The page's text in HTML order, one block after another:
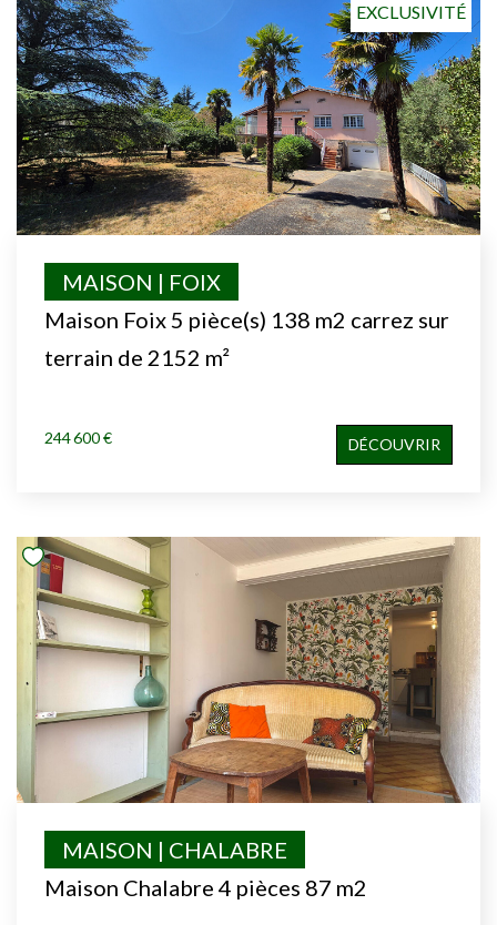
EXCLUSIVITÉ
Maison Foix 5 pièce(s) 138 m2 carrez sur
terrain de 2152 m²
MAISON | FOIX
244 600 € DÉCOUVRIR
Maison Chalabre 4 pièces 87 m2
MAISON | CHALABRE